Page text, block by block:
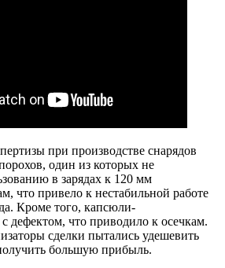
при производстве снарядов
один из которых не
в зарядах к 120 мм
что привело к нестабильной работе
Кроме того, капсюли-
дефектом, что приводило к осечкам.
сделки пытались удешевить
большую прибыль.